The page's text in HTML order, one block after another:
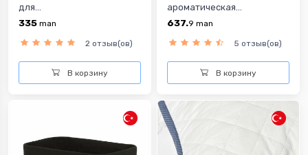
для...
335 man
2 отзыв(ов)
В корзину
ароматическая...
637.9 man
5 отзыв(ов)
В корзину